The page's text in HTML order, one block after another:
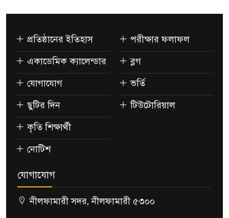
প্রতিষ্ঠানের ইতিহাস
একাডেমিক ক্যালেন্ডার
যোগাযোগ
ছুটির দিন
কৃতি শিক্ষার্থী
নোটিশ
পরীক্ষার ফলাফল
ব্লগ
ভর্তি
টিউটোরিয়াল
যোগাযোগ
নীলফামারী সদর, নীলফামারী ৫৩০০